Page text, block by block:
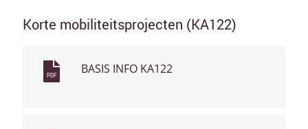
Korte mobiliteitsprojecten (KA122)
PDF BASIS INFO KA122